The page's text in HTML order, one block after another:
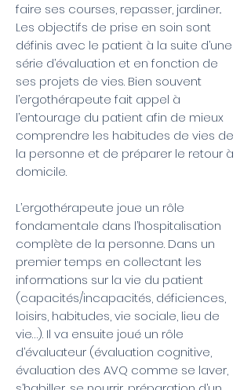
faire ses courses, repasser, jardiner..
Les objectifs de prise en soin sont
définis avec le patient à la suite d’une
série d’évaluation et en fonction de
ses projets de vies. Bien souvent
l’ergothérapeute fait appel à
l’entourage du patient afin de mieux
comprendre les habitudes de vies de
la personne et de préparer le retour à
domicile.
L’ergothérapeute joue un rôle
fondamentale dans l’hospitalisation
complète de la personne. Dans un
premier temps en collectant les
informations sur la vie du patient
(capacités/incapacités, déficiences,
loisirs, habitudes, vie sociale, lieu de
vie…). Il va ensuite joué un rôle
d’évaluateur (évaluation cognitive,
évaluation des AVQ comme se laver,